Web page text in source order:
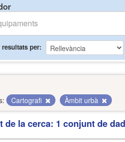
resultats per
Cartografi Àmbit urbà
de la cerca: 1 conjunt de